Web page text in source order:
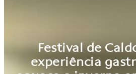
Festival de
experiência